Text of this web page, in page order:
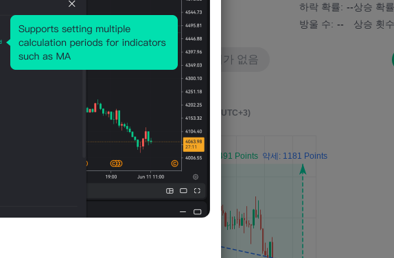
40.00%
방울 수:
(0.04%)
상승 횟수:
하락 확률: --
방울 수: --
데이터가 없음
상승 확
상승 횟
영향 이벤트 후 4시간 (M5, UTC+3)